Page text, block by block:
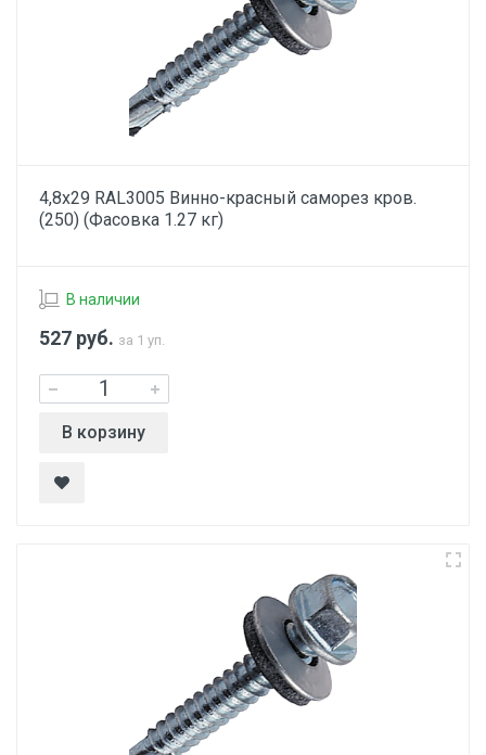
4,8х29 RAL3005 Винно-красный саморез кров.
(250) (Фасовка 1.27 кг)
В наличии
527 руб. за 1 уп.
В корзину